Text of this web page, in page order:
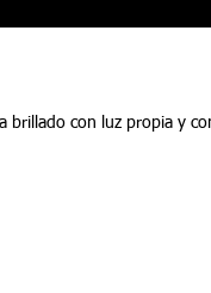
brillado con luz propia y